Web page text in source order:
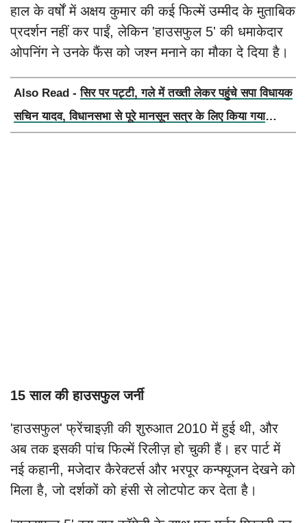
हाल के वर्षों में अक्षय कुमार की कई फिल्में उम्मीद के मुताबिक
प्रदर्शन नहीं कर पाईं, लेकिन 'हाउसफुल 5' की धमाकेदार
ओपनिंग ने उनके फैंस को जश्न मनाने का मौका दे दिया है।
Also Read -सिर पर पट्टी, गले में तख्ती लेकर पहुंचे सपा विधायक
सचिन यादव, विधानसभा से पूरे मानसून सत्र के लिए किया गया
15 साल की हाउसफुल जर्नी
'हाउसफुल' फ्रेंचाइज़ी की शुरुआत 2010 में हुई थी, और
अब तक इसकी पांच फिल्में रिलीज़ हो चुकी हैं। हर पार्ट में
नई कहानी, मजेदार कैरेक्टर्स और भरपूर कन्फ्यूजन देखने को
मिला है, जो दर्शकों को हंसी से लोटपोट कर देता है।